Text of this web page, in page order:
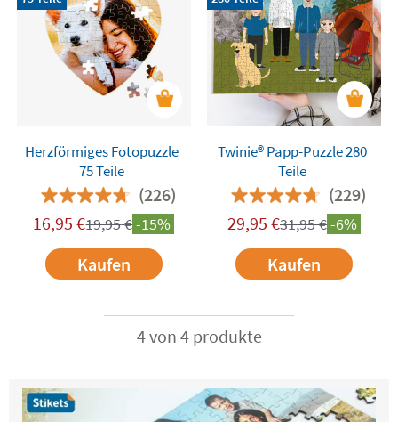
Herzförmiges Fotopuzzle
75 Teile
(226)
16,95 €19,95€-15%
Kaufen
Twinie®️ Papp-Puzzle 280
Teile
(229)
29,95 €31,95€-6%
Kaufen
4 von 4 produkte